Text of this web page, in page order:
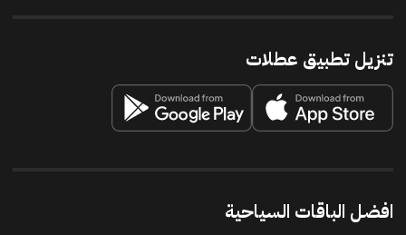
تنزيل تطبيق عطلات
افضل الباقات السياحية